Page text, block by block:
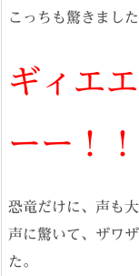
こっちも驚きまし
ギィエ
ーー！！
恐竜だけに、声も
声に驚いて、ザワ
た。